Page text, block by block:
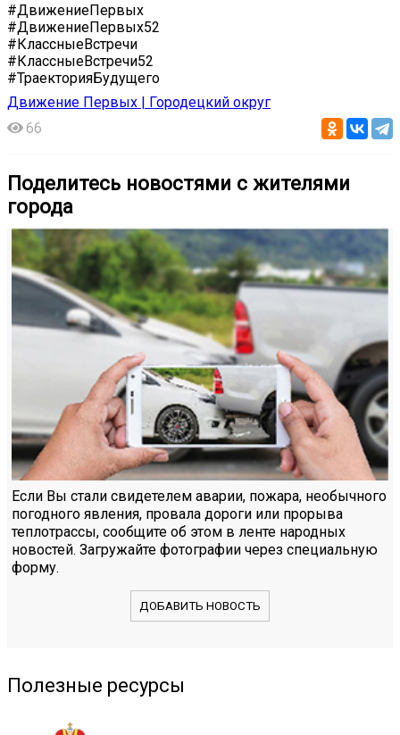
#ДвижениеПервых
#ДвижениеПервых52
#КлассныеВстречи
#КлассныеВстречи52
#ТраекторияБудущего
Движение Первых | Городецкий округ
66
Поделитесь новостями с жителями
города
Если Вы стали свидетелем аварии, пожара, необычного
погодного явления, провала дороги или прорыва
теплотрассы, сообщите об этом в ленте народных
новостей. Загружайте фотографии через специальную
форму.
ДОБАВИТЬ НОВОСТЬ
Полезные ресурсы